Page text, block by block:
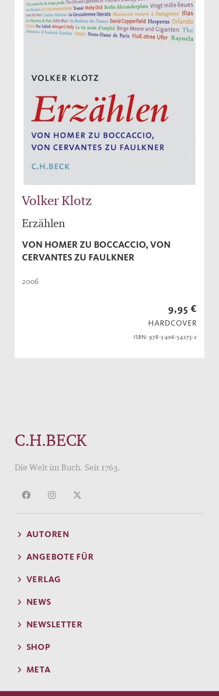
Volker Klotz
Erzählen
VON HOMER ZU BOCCACCIO, VON
CERVANTES ZU FAULKNER
2006
9,95 €
HARDCOVER
ISBN: 978-3-406-54273-2
C.H.BECK
Die Welt im Buch. Seit 1763.
AUTOREN
ANGEBOTE FÜR
VERLAG
NEWS
NEWSLETTER
SHOP
META